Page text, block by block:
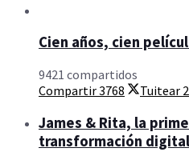
Cien años, cien
9421 compartidos
Compartir3768 Tuitear
James & Rita, la
transformación